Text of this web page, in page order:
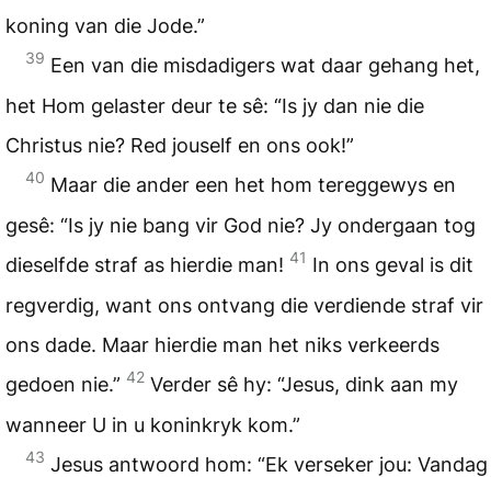
koning van die Jode.”
39 Een van die misdadigers wat daar gehang het,
het Hom gelaster deur te sê: “Is jy dan nie die
Christus nie? Red jouself en ons ook!”
40 Maar die ander een het hom tereggewys en
gesê: “Is jy nie bang vir God nie? Jy ondergaan tog
dieselfde straf as hierdie man! 41 In ons geval is dit
regverdig, want ons ontvang die verdiende straf vir
ons dade. Maar hierdie man het niks verkeerds
gedoen nie.” 42 Verder sê hy: “Jesus, dink aan my
wanneer U in u koninkryk kom.”
43 Jesus antwoord hom: “Ek verseker jou: Vandag